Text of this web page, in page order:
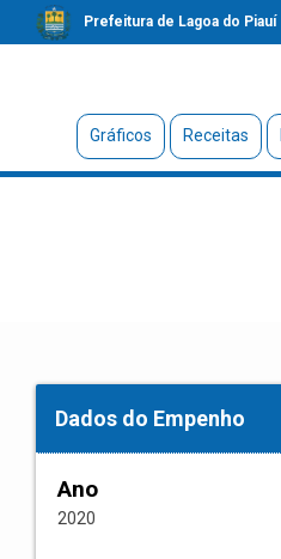
Prefeitura de Lagoa do Piauí
Gráficos Receitas
Dados do Empenho
Ano
2020